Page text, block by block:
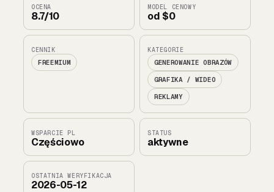
OCENA
8.7/10
MODEL CENOWY
od $0
CENNIK
FREEMIUM
KATEGORIE
GENEROWANIE OBRAZÓW
GRAFIKA / WIDEO
REKLAMY
WSPARCIE PL
Częściowo
STATUS
aktywne
OSTATNIA WERYFIKACJA
2026-05-12